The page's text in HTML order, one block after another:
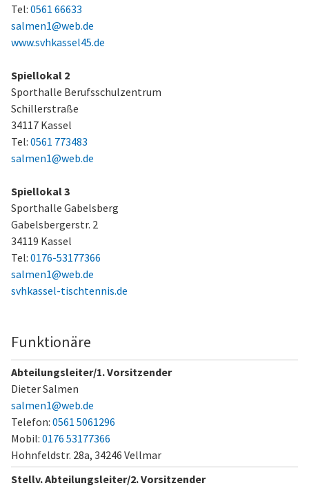
Tel: 0561 66633
salmen1@web.de
www.svhkassel45.de
Spiellokal 2
Sporthalle Berufsschulzentrum
Schillerstraße
34117 Kassel
Tel: 0561 773483
salmen1@web.de
Spiellokal 3
Sporthalle Gabelsberg
Gabelsbergerstr. 2
34119 Kassel
Tel: 0176-53177366
salmen1@web.de
svhkassel-tischtennis.de
Funktionäre
Abteilungsleiter/1. Vorsitzender
Dieter Salmen
salmen1@web.de
Telefon: 0561 5061296
Mobil: 0176 53177366
Hohnfeldstr. 28a, 34246 Vellmar
Stellv. Abteilungsleiter/2. Vorsitzender